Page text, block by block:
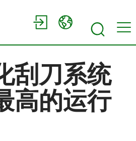
刮刀系统
高的运行